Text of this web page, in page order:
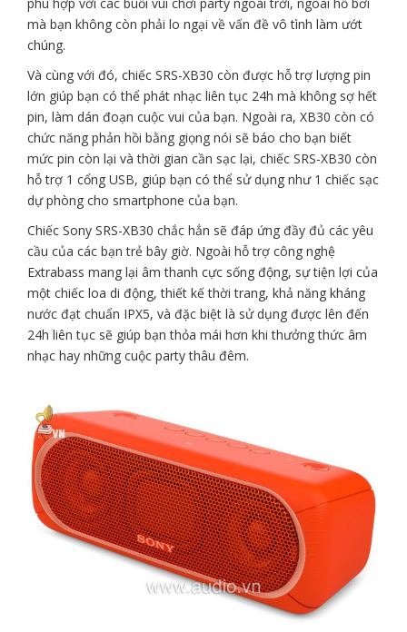
mà bạn không còn phải lo ngại về vấn đề vô tình làm ướt
chúng.
Và cùng với đó, chiếc SRS-XB30 còn được hỗ trợ lượng pin
lớn giúp bạn có thể phát nhạc liên tục 24h mà không sợ hết
pin, làm dán đoạn cuộc vui của bạn. Ngoài ra, XB30 còn có
chức năng phản hồi bằng giọng nói sẽ báo cho bạn biết
mức pin còn lại và thời gian cần sạc lại, chiếc SRS-XB30 còn
hỗ trợ 1 cổng USB, giúp bạn có thể sử dụng như 1 chiếc sạc
dự phòng cho smartphone của bạn.
Chiếc Sony SRS-XB30 chắc hẳn sẽ đáp ứng đầy đủ các yêu
cầu của các bạn trẻ bây giờ. Ngoài hỗ trợ công nghệ
Extrabass mang lại âm thanh cực sống động, sự tiện lợi của
một chiếc loa di động, thiết kế thời trang, khả năng kháng
nước đạt chuẩn IPX5, và đặc biệt là sử dụng được lên đến
24h liên tục sẽ giúp bạn thỏa mái hơn khi thưởng thức âm
nhạc hay những cuộc party thâu đêm.